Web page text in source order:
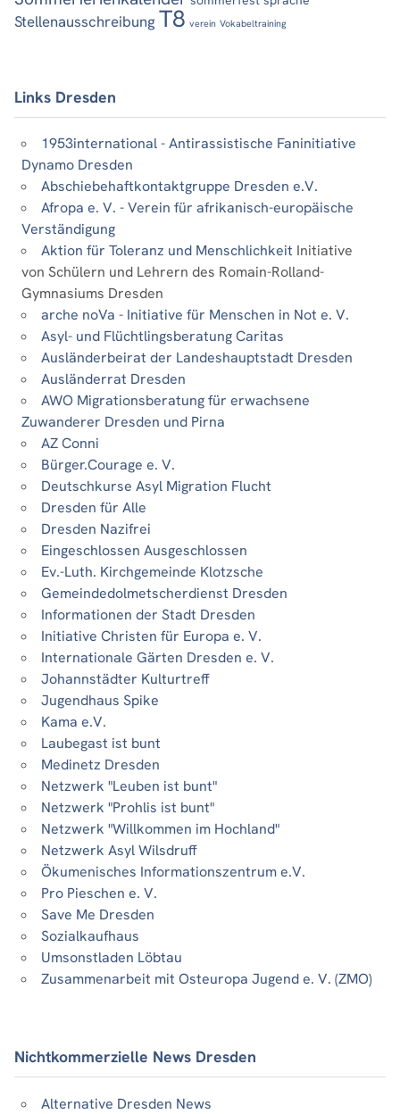
Stellenausschreibung T8 verein Vokabeltraining
Links Dresden
1953international - Antirassistische Faninitiative
Dynamo Dresden
Abschiebehaftkontaktgruppe Dresden e.V.
Afropa e. V. - Verein für afrikanisch-europäische
Verständigung
Aktion für Toleranz und Menschlichkeit Initiative
von Schülern und Lehrern des Romain-Rolland-
Gymnasiums Dresden
arche noVa - Initiative für Menschen in Not e. V.
Asyl- und Flüchtlingsberatung Caritas
Ausländerbeirat der Landeshauptstadt Dresden
Ausländerrat Dresden
AWO Migrationsberatung für erwachsene
Zuwanderer Dresden und Pirna
AZ Conni
Bürger.Courage e. V.
Deutschkurse Asyl Migration Flucht
Dresden für Alle
Dresden Nazifrei
Eingeschlossen Ausgeschlossen
Ev.-Luth. Kirchgemeinde Klotzsche
Gemeindedolmetscherdienst Dresden
Informationen der Stadt Dresden
Initiative Christen für Europa e. V.
Internationale Gärten Dresden e. V.
Johannstädter Kulturtreff
Jugendhaus Spike
Kama e.V.
Laubegast ist bunt
Medinetz Dresden
Netzwerk "Leuben ist bunt"
Netzwerk "Prohlis ist bunt"
Netzwerk "Willkommen im Hochland"
Netzwerk Asyl Wilsdruff
Ökumenisches Informationszentrum e.V.
Pro Pieschen e. V.
Save Me Dresden
Sozialkaufhaus
Umsonstladen Löbtau
Zusammenarbeit mit Osteuropa Jugend e. V. (ZMO)
Nichtkommerzielle News Dresden
Alternative Dresden News